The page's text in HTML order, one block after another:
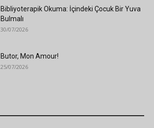
Bibliyoterapik Okuma: İçindeki Çocuk Bir Yuva
Bulmalı
30/07/2026
Butor, Mon Amour!
25/07/2026